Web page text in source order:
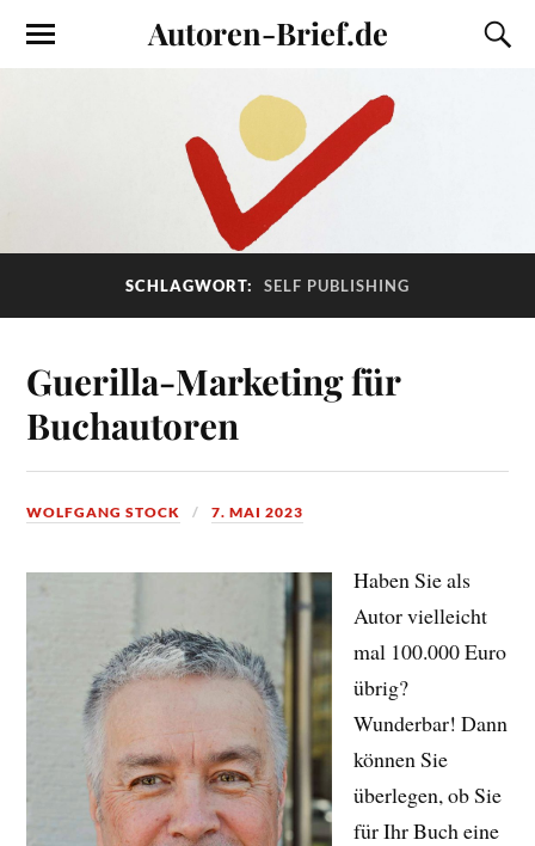
Autoren-Brief.de
SCHLAGWORT: SELF PUBLISHING
Guerilla-Marketing für
Buchautoren
WOLFGANG STOCK 7. MAI 2023
Haben Sie als
Autor vielleicht
mal 100.000 Euro
übrig?
Wunderbar! Dann
können Sie
überlegen, ob Sie
für Ihr Buch eine